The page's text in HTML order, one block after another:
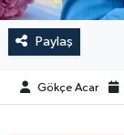
Paylaş
Gökçe Acar